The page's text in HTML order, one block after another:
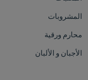
المشروبات
محارم ورقية
الأجبان و الألبان